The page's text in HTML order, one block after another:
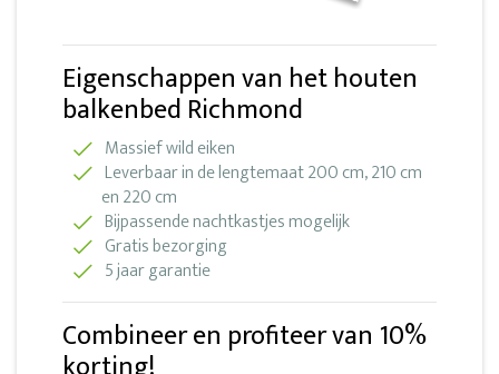
Eigenschappen van het houten
balkenbed Richmond
Massief wild eiken
Leverbaar in de lengtemaat 200 cm, 210 cm
en 220 cm
Bijpassende nachtkastjes mogelijk
Gratis bezorging
5 jaar garantie
Combineer en profiteer van 10%